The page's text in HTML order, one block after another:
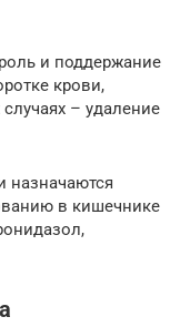
и поддержание
крови,
– удаление
назначаются
в кишечнике